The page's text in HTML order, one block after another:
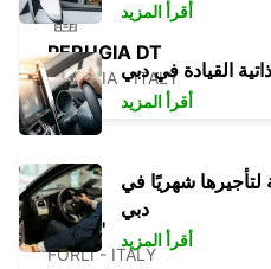
PERUGIA DT
PERUGIA - ITALY
FORLI'
FORLÌ - ITALY
أقرأ المزيد
القيادة في دبي
أقرأ المزيد
لتأجيرها شهريًا في
دبي
أقرأ المزيد